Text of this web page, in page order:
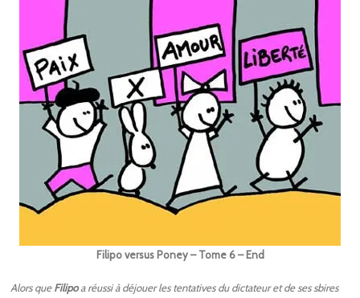
Filipo versus Poney – Tome 6 – End
Alors queFilipoa réussi à déjouer les tentatives du dictateur et de ses sbires